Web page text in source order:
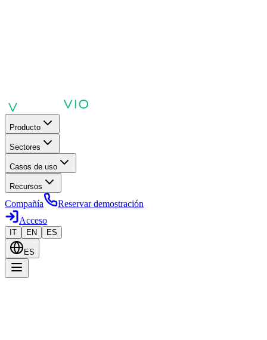
Producto
Sectores
Casos de uso
Recursos
Compañía
Reservar demostración
Acceso
IT EN ES
ES